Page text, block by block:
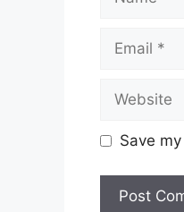
Email
Website
Save